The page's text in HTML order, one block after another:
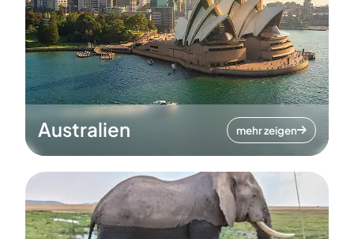
Australien mehr zeigen